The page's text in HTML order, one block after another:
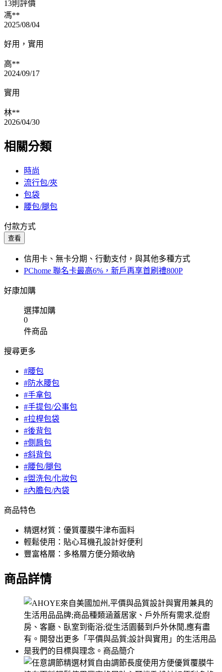
13則評價
馮**
2025/08/04
好用，實用
高**
2024/09/17
實用
林**
2026/04/30
相關分類
時尚
流行包/夾
包袋
腰包/腿包
付款方式
查看
信用卡、無卡分期、行動支付，與其他多種方式
PChome 聯名卡最高6%，新戶再享首刷禮800P
好康加購
選擇加購
0
件商品
搜尋更多
#腰包
#防水腰包
#手拿包
#手提包/公事包
#拉桿包袋
#後背包
#側肩包
#斜背包
#腰包/腿包
#盥洗包/化妝包
#內膽包/內袋
商品特色
精選材質：優質覆膜牛津布面料
輕鬆使用：貼心耳機孔設計好便利
豐富格層：多格層方便分類收納
商品詳情